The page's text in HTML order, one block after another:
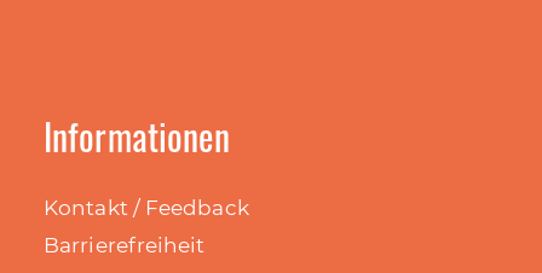
• Loris Moschella
• Till Hufendiek
Informationen
Kontakt / Feedback
Barrierefreiheit